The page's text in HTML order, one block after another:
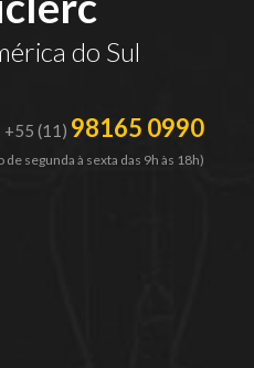
do Sul
(11) 98165 0990
segunda à sexta das 9h às 18h)